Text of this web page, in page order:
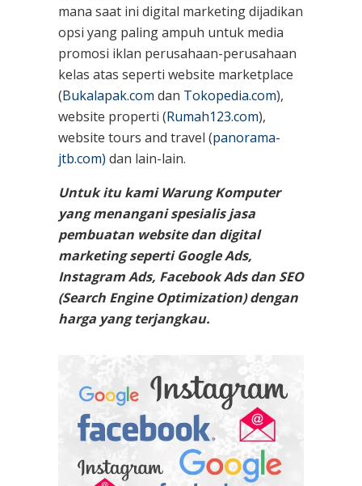
mana saat ini digital marketing dijadikan
opsi yang paling ampuh untuk media
promosi iklan perusahaan-perusahaan
kelas atas seperti website marketplace
(Bukalapak.com dan Tokopedia.com),
website properti (Rumah123.com),
website tours and travel (panorama-
jtb.com) dan lain-lain.
Untuk itu kami Warung Komputer
yang menangani spesialis jasa
pembuatan website dan digital
marketing seperti Google Ads,
Instagram Ads, Facebook Ads dan SEO
(Search Engine Optimization) dengan
harga yang terjangkau.